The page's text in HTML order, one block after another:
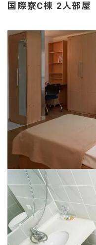
国際寮C棟 2人部屋